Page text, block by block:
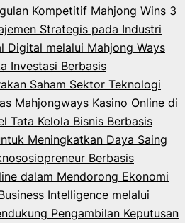
Kompetitif Mahjong Wins 3
Strategis pada Industri
Digital melalui Mahjong Ways
Investasi Berbasis
Saham Sektor Teknologi
Mahjongways Kasino Online di
Tata Kelola Bisnis Berbasis
Meningkatkan Daya Saing
Berbasis
dalam Mendorong Ekonomi
Intelligence melalui
Pengambilan Keputusan